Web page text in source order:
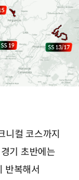
니컬 코스까지
기 초반에는
반복해서